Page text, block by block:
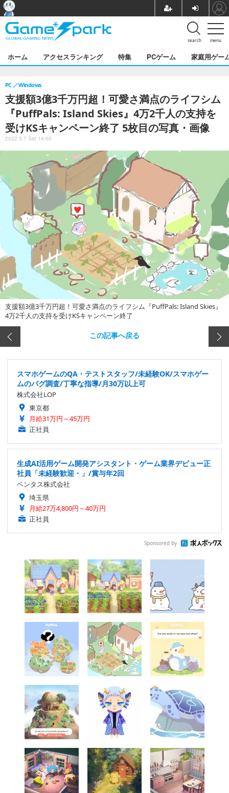
menu
search
ホーム アクセスランキング 特集 PCゲーム 家庭用ゲー
支援額3億3千万円超！可愛さ満点のライフシム
『PuffPals: Island Skies』4万2千人の支持を
受けKSキャンペーン終了 5枚目の写真・画像
PC Windows
2022.5.7 Sat 14:00
支援額3億3千万円超！可愛さ満点のライフシム『PuffPals: Island Skies』
4万2千人の支持を受けKSキャンペーン終了
この記事へ戻る
スマホゲームのQA・テストスタッフ/未経験OK/スマホゲー
ムのバグ調査/丁寧な指導/月30万以上可
株式会社LOP
東京都
月給31万円～45万円
正社員
生成AI活用ゲーム開発アシスタント・ゲーム業界デビュー正
社員「未経験歓迎・」/賞与年2回
ベンタス株式会社
埼玉県
月給27万4,800円～40万円
正社員
Sponsored by